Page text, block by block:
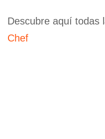
Descubre aquí todas
Chef